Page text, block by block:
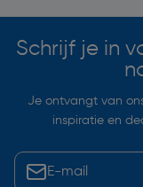
Schrijf je in
Je ontvangt van
inspiratie en